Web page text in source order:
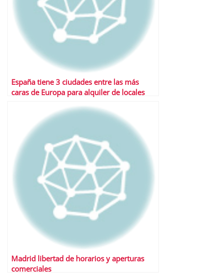
España tiene 3 ciudades entre las más
caras de Europa para alquiler de locales
Madrid libertad de horarios y aperturas
comerciales